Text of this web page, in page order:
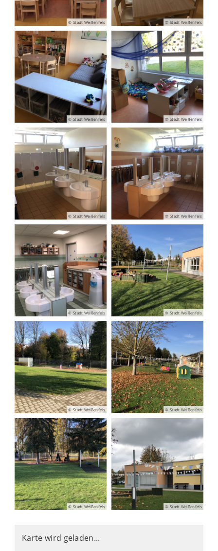
© Stadt Weißenfels © Stadt Weißenfels
© Stadt Weißenfels © Stadt Weißenfels
© Stadt Weißenfels © Stadt Weißenfels
© Stadt Weißenfels © Stadt Weißenfels
© Stadt Weißenfels © Stadt Weißenfels
© Stadt Weißenfels © Stadt Weißenfels
Karte wird geladen...